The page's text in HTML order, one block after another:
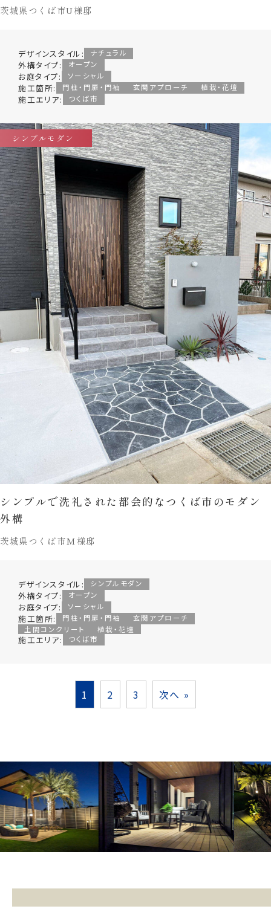
茨城県つくば市U様邸
デザインスタイル: ナチュラル
外構タイプ: オープン
お庭タイプ: ソーシャル
施工箇所: 門柱・門扉・門袖 玄関アプローチ 植栽・花壇
施工エリア: つくば市
シンプルモダン
シンプルで洗礼された都会的なつくば市のモダン
外構
茨城県つくば市M様邸
デザインスタイル: シンプルモダン
外構タイプ: オープン
お庭タイプ: ソーシャル
施工箇所: 門柱・門扉・門袖
玄関アプローチ
土間コンクリート
植栽・花壇
施工エリア: つくば市
ペ
ー
ジ
送
1 2 3 次へ »